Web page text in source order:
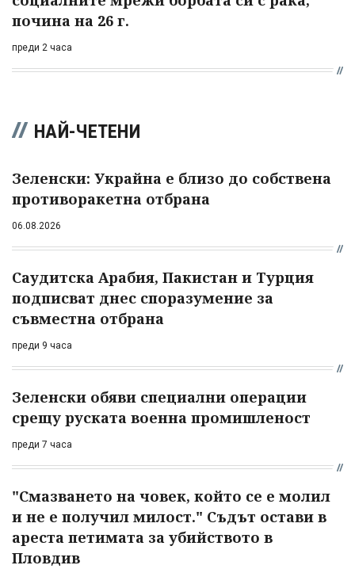
почина на 26 г.
преди 2 часа
НАЙ-ЧЕТЕНИ
Зеленски: Украйна е близо до собствена
противоракетна отбрана
06.08.2026
Саудитска Арабия, Пакистан и Турция
подписват днес споразумение за
съвместна отбрана
преди 9 часа
Зеленски обяви специални операции
срещу руската военна промишленост
преди 7 часа
"Смазването на човек, който се е молил
и не е получил милост." Съдът остави в
ареста петимата за убийството в
Пловдив